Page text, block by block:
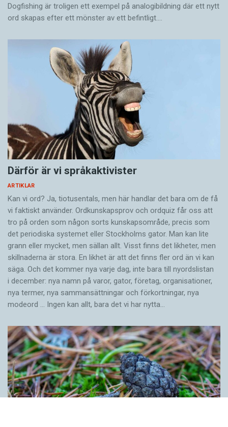
Dogfishing är troligen ett exempel på analogibildning där ett nytt
ord skapas efter ett mönster av ett befintligt.…
Därför är vi språkaktivister
ARTIKLAR
Kan vi ord? Ja, tiotusentals, men här handlar det bara om de få
vi faktiskt använder. Ordkunskapsprov och ordquiz får oss att
tro på orden som någon sorts kunskapsområde, precis som
det periodiska systemet eller Stockholms gator. Man kan lite
grann eller mycket, men sällan allt. Visst finns det likheter, men
skillnaderna är stora. En likhet är att det finns fler ord än vi kan
säga. Och det kommer nya varje dag, inte bara till nyordslistan
i december: nya namn på varor, gator, företag, organisationer,
nya termer, nya samman­sättningar och förkortningar, nya
modeord … Ingen kan allt, bara det vi har nytta…